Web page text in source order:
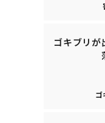
ゴキブリが
ゴ